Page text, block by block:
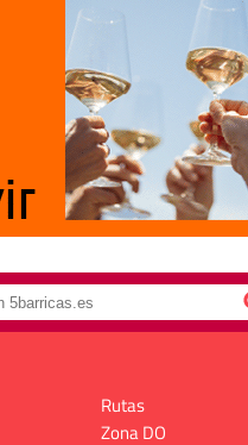
Rutas
Zona DO